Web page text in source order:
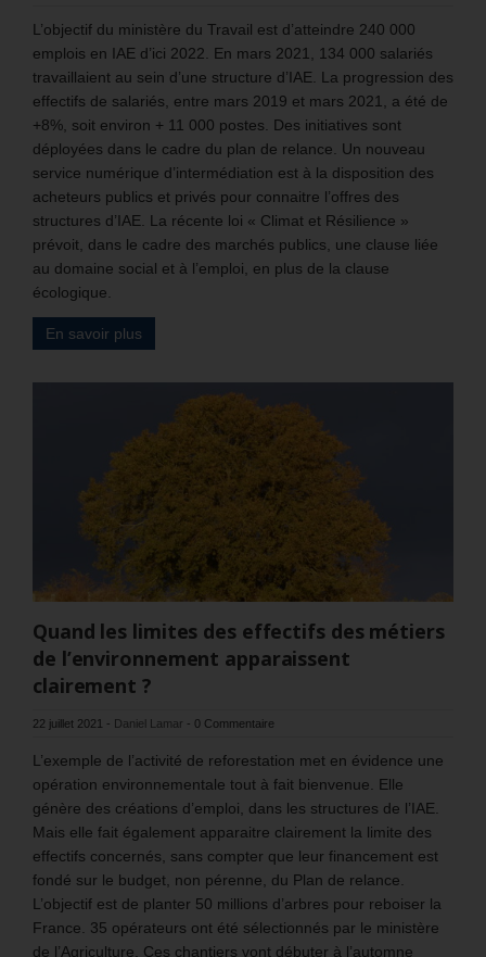
L’objectif du ministère du Travail est d’atteindre 240 000
emplois en IAE d’ici 2022. En mars 2021, 134 000 salariés
travaillaient au sein d’une structure d’IAE. La progression des
effectifs de salariés, entre mars 2019 et mars 2021, a été de
+8%, soit environ + 11 000 postes. Des initiatives sont
déployées dans le cadre du plan de relance. Un nouveau
service numérique d’intermédiation est à la disposition des
acheteurs publics et privés pour connaitre l’offres des
structures d’IAE. La récente loi « Climat et Résilience »
prévoit, dans le cadre des marchés publics, une clause liée
au domaine social et à l’emploi, en plus de la clause
écologique.
En savoir plus
Quand les limites des effectifs des métiers
de l’environnement apparaissent
clairement ?
22 juillet 2021 - Daniel Lamar - 0 Commentaire
L’exemple de l’activité de reforestation met en évidence une
opération environnementale tout à fait bienvenue. Elle
génère des créations d’emploi, dans les structures de l’IAE.
Mais elle fait également apparaitre clairement la limite des
effectifs concernés, sans compter que leur financement est
fondé sur le budget, non pérenne, du Plan de relance.
L’objectif est de planter 50 millions d’arbres pour reboiser la
France. 35 opérateurs ont été sélectionnés par le ministère
de l’Agriculture. Ces chantiers vont débuter à l’automne